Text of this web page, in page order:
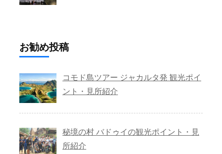
お勧め投稿
コモド島ツアー ジャカルタ発 観光ポイ
ント・見所紹介
秘境の村 バドゥイの観光ポイント・見
所紹介